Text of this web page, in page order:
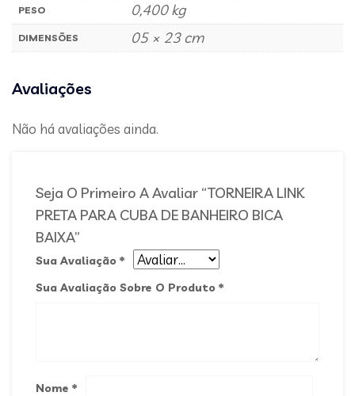
PESO 0,400 kg
DIMENSÕES 05 × 23 cm
Avaliações
Não há avaliações ainda.
Seja O Primeiro A Avaliar “TORNEIRA LINK
PRETA PARA CUBA DE BANHEIRO BICA
BAIXA”
Sua Avaliação *
Sua Avaliação Sobre O Produto *
Nome *